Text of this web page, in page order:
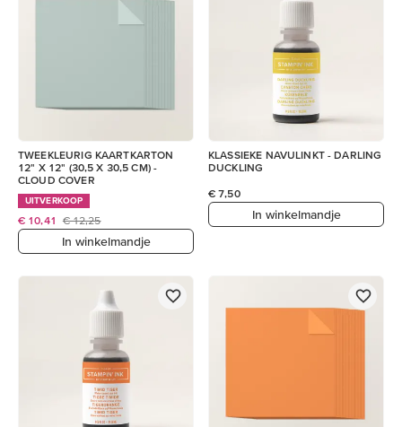
TWEEKLEURIG KAARTKARTON
12" X 12" (30,5 X 30,5 CM) -
CLOUD COVER
UITVERKOOP
€ 10,41 € 12,25
In winkelmandje
KLASSIEKE NAVULINKT - DARLING
DUCKLING
€ 7,50
In winkelmandje